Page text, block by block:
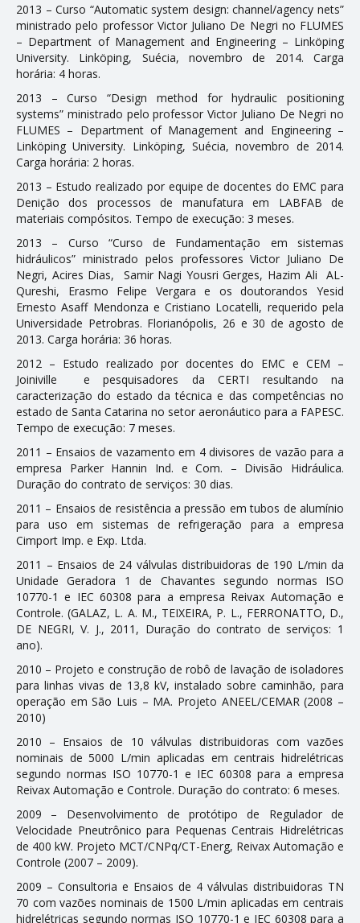
2013 – Curso “Automatic system design: channel/agency nets”
ministrado pelo professor Victor Juliano De Negri no FLUMES
– Department of Management and Engineering – Linköping
University. Linköping, Suécia, novembro de 2014. Carga
horária: 4 horas.
2013 – Curso “Design method for hydraulic positioning
systems” ministrado pelo professor Victor Juliano De Negri no
FLUMES – Department of Management and Engineering –
Linköping University. Linköping, Suécia, novembro de 2014.
Carga horária: 2 horas.
2013 – Estudo realizado por equipe de docentes do EMC para
Definição dos processos de manufatura em LABFAB de
materiais compósitos. Tempo de execução: 3 meses.
2013 – Curso “Curso de Fundamentação em sistemas
hidráulicos” ministrado pelos professores Victor Juliano De
Negri, Acires Dias, Samir Nagi Yousri Gerges, Hazim Ali AL-
Qureshi, Erasmo Felipe Vergara e os doutorandos Yesid
Ernesto Asaff Mendonza e Cristiano Locatelli, requerido pela
Universidade Petrobras. Florianópolis, 26 e 30 de agosto de
2013. Carga horária: 36 horas.
2012 – Estudo realizado por docentes do EMC e CEM –
Joiniville e pesquisadores da CERTI resultando na
caracterização do estado da técnica e das competências no
estado de Santa Catarina no setor aeronáutico para a FAPESC.
Tempo de execução: 7 meses.
2011 – Ensaios de vazamento em 4 divisores de vazão para a
empresa Parker Hannifin Ind. e Com. – Divisão Hidráulica.
Duração do contrato de serviços: 30 dias.
2011 – Ensaios de resistência a pressão em tubos de alumínio
para uso em sistemas de refrigeração para a empresa
Cimport Imp. e Exp. Ltda.
2011 – Ensaios de 24 válvulas distribuidoras de 190 L/min da
Unidade Geradora 1 de Chavantes segundo normas ISO
10770-1 e IEC 60308 para a empresa Reivax Automação e
Controle. (GALAZ, L. A. M., TEIXEIRA, P. L., FERRONATTO, D.,
DE NEGRI, V. J., 2011, Duração do contrato de serviços: 1
ano).
2010 – Projeto e construção de robô de lavação de isoladores
para linhas vivas de 13,8 kV, instalado sobre caminhão, para
operação em São Luis – MA. Projeto ANEEL/CEMAR (2008 –
2010)
2010 – Ensaios de 10 válvulas distribuidoras com vazões
nominais de 5000 L/min aplicadas em centrais hidrelétricas
segundo normas ISO 10770-1 e IEC 60308 para a empresa
Reivax Automação e Controle. Duração do contrato: 6 meses.
2009 – Desenvolvimento de protótipo de Regulador de
Velocidade Pneutrônico para Pequenas Centrais Hidrelétricas
de 400 kW. Projeto MCT/CNPq/CT-Energ, Reivax Automação e
Controle (2007 – 2009).
2009 – Consultoria e Ensaios de 4 válvulas distribuidoras TN
70 com vazões nominais de 1500 L/min aplicadas em centrais
hidrelétricas segundo normas ISO 10770-1 e IEC 60308 para a